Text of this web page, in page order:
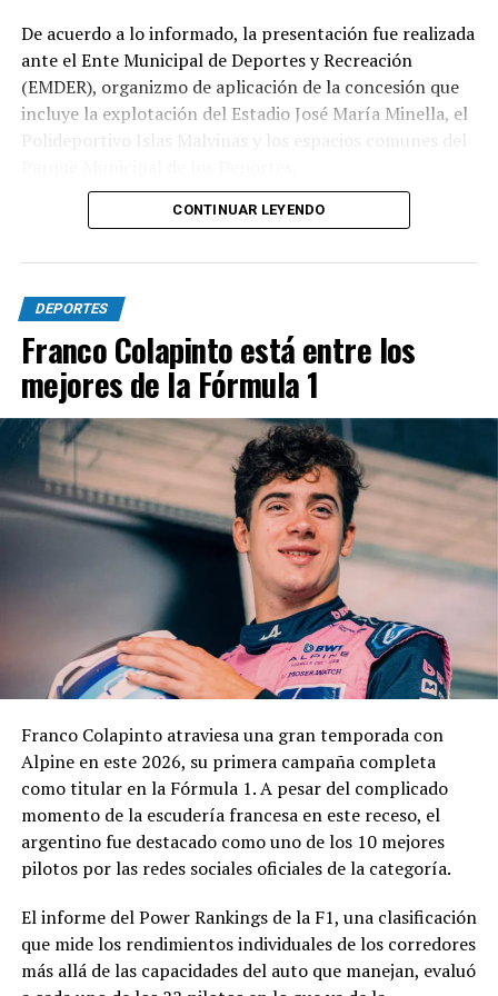
De acuerdo a lo informado, la presentación fue realizada
ante el Ente Municipal de Deportes y Recreación
(EMDER), organizmo de aplicación de la concesión que
incluye la explotación del Estadio José María Minella, el
Polideportivo Islas Malvinas y los espacios comunes del
A tal efecto, el secretario Legal, Técnico y de
Comisión ad hoc que tendrá la responsabilidad de
analizar la documentación presentada por la
concesionaria y determinar si la operación se ajusta a las
exigencias previstas en el contrato y en la normativa
vigente.
El cuerpo estará integrado por representantes del
EMDER, la Dirección General Legal y Técnica, la
Contaduría General y la Dirección General de
Contrataciones, áreas que deberán elaborar un informe
técnico, jurídico y contable antes de que la
administración municipal adopte una definición sobre el
En los fundamentos de la resolución se señala que la
complejidad y trascendencia de la solicitud hacen
necesario un estudio integral de la documentación
modificación vinculada a la composición societaria de la
empresa que obtuvo la concesión.
La novedad se conoce mientras la concesión del Minella
continúa envuelta en una delicadísima situación
jurídica. El proceso mediante el cual Minella Stadium
busca determinar si existieron irregularidades en la
licitación impulsada por el Municipio.
CONTINUAR LEYENDO
DEPORTES
Franco Colapinto está entre los
mejores de la Fórmula 1
Franco Colapinto atraviesa una gran temporada con
Alpine en este 2026, su primera campaña completa
como titular en la Fórmula 1. A pesar del complicado
momento de la escudería francesa en este receso, el
argentino fue destacado como uno de los 10 mejores
pilotos por las redes sociales oficiales de la categoría.
El informe del Power Rankings de la F1, una clasificación
que mide los rendimientos individuales de los corredores
más allá de las capacidades del auto que manejan, evaluó